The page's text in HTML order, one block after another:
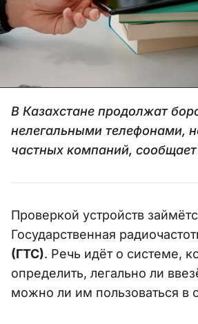
В Казахстане продолжат
нелегальными телефонами,
частных компаний, сообщает
Проверкой устройств
Государственная
(ГТС). Речь идёт о системе,
определить, легально ли
можно ли им пользоваться в